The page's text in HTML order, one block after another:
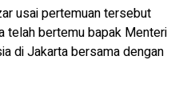
usai pertemuan tersebut
telah bertemu bapak Menteri
di Jakarta bersama dengan